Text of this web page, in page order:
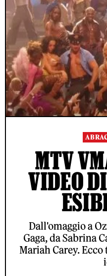
MTV
VIDEO
Dall'omaggio a
Gaga, da Sabrina
Mariah Carey.